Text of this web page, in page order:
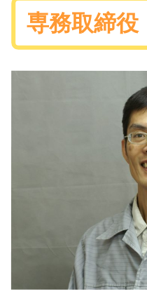
専務取締